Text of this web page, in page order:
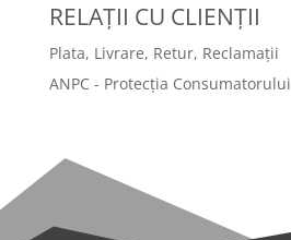
RELAȚII CU CLIENȚII
Plata, Livrare, Retur, Reclamații
ANPC - Protecția Consumatorului